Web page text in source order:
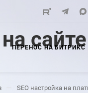
ПЕРЕНОС НА БИТРИКС
сайте
— SEO настройка на